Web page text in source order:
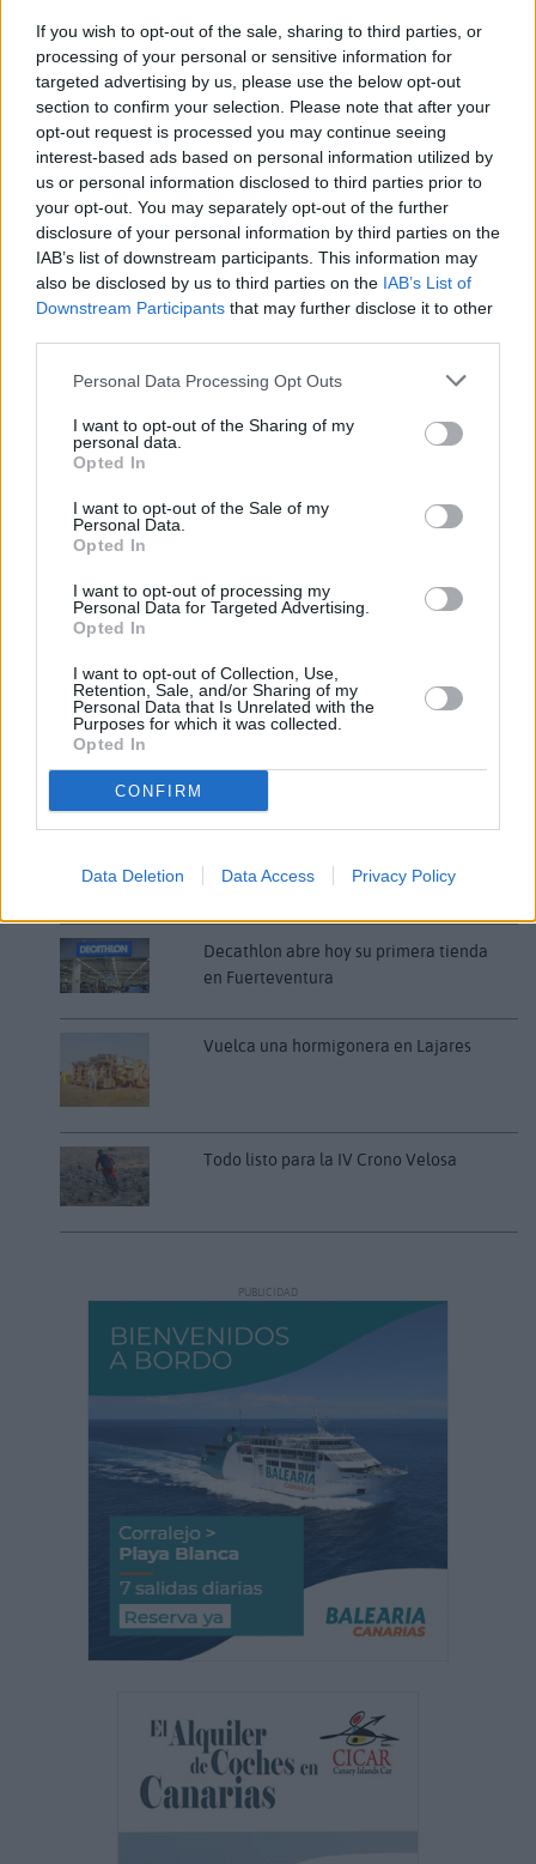
If you wish to opt-out of the sale, sharing to third parties, or
processing of your personal or sensitive information for
targeted advertising by us, please use the below opt-out
section to confirm your selection. Please note that after your
opt-out request is processed you may continue seeing
interest-based ads based on personal information utilized by
us or personal information disclosed to third parties prior to
your opt-out. You may separately opt-out of the further
disclosure of your personal information by third parties on the
IAB’s list of downstream participants. This information may
also be disclosed by us to third parties on the IAB’s List of
Downstream Participants that may further disclose it to other
Personal Data Processing Opt Outs
I want to opt-out of the Sharing of my
personal data.
Opted In
I want to opt-out of the Sale of my
Personal Data.
Opted In
I want to opt-out of processing my
Personal Data for Targeted Advertising.
Opted In
I want to opt-out of Collection, Use,
Retention, Sale, and/or Sharing of my
Personal Data that Is Unrelated with the
Purposes for which it was collected.
Opted In
CONFIRM
Data Deletion Data Access Privacy Policy
El presupuesto base de licitación sin impuestos
asciende a la cantidad de 401.644,16 euros y el
plazo máximo de ejecución de las obras será de un
año, a contar desde el día siguiente a la firma del
acta de replanteo.
Por su parte, la licitación objeto del contrato tiene,
exclusivamente, carácter electrónico, por lo que
las personas licitadoras deberán preparar y
telemática, a través de los servicios de licitación
electrónica de la Plataforma de Contratación del
Sector Público
Comentarios (0)
LO MÁS LEÍDO
golpe de calor en Fuerteventura
HUMANOS?. Por Maite de Vera Cabrera
Decathlon abre hoy su primera tienda
en Fuerteventura
Vuelca una hormigonera en Lajares
Todo listo para la IV Crono Velosa
PUBLICIDAD